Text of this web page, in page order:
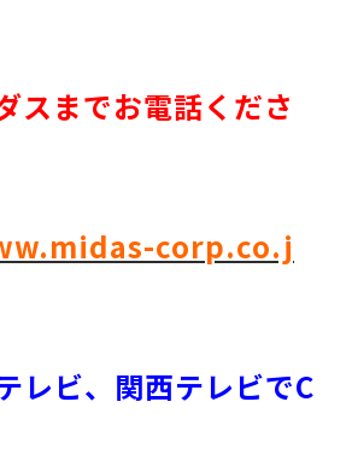
スまでお電話くださ
corp.co.j
レビ、関西テレビでC